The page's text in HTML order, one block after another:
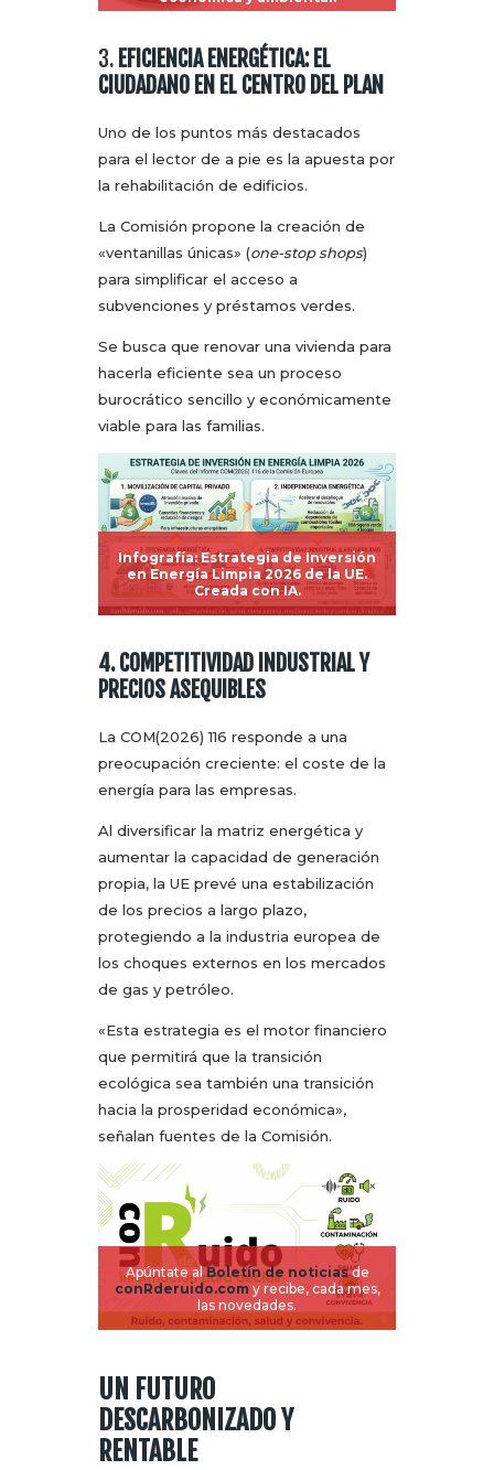
3. EFICIENCIA ENERGÉTICA: EL
CIUDADANO EN EL CENTRO DEL PLAN
Uno de los puntos más destacados
para el lector de a pie es la apuesta por
la rehabilitación de edificios.
La Comisión propone la creación de
«ventanillas únicas» (one-stop shops)
para simplificar el acceso a
subvenciones y préstamos verdes.
Se busca que renovar una vivienda para
hacerla eficiente sea un proceso
burocrático sencillo y económicamente
viable para las familias.
Infografía: Estrategia de Inversión
en Energía Limpia 2026 de la UE.
Creada con IA.
4. COMPETITIVIDAD INDUSTRIAL Y
PRECIOS ASEQUIBLES
La COM(2026) 116 responde a una
preocupación creciente: el coste de la
energía para las empresas.
Al diversificar la matriz energética y
aumentar la capacidad de generación
propia, la UE prevé una estabilización
de los precios a largo plazo,
protegiendo a la industria europea de
los choques externos en los mercados
de gas y petróleo.
«Esta estrategia es el motor financiero
que permitirá que la transición
ecológica sea también una transición
hacia la prosperidad económica»,
señalan fuentes de la Comisión.
Apúntate alBoletín de noticiasde
conRderuido.comy recibe, cada mes,
las novedades.
UN FUTURO
DESCARBONIZADO Y
RENTABLE